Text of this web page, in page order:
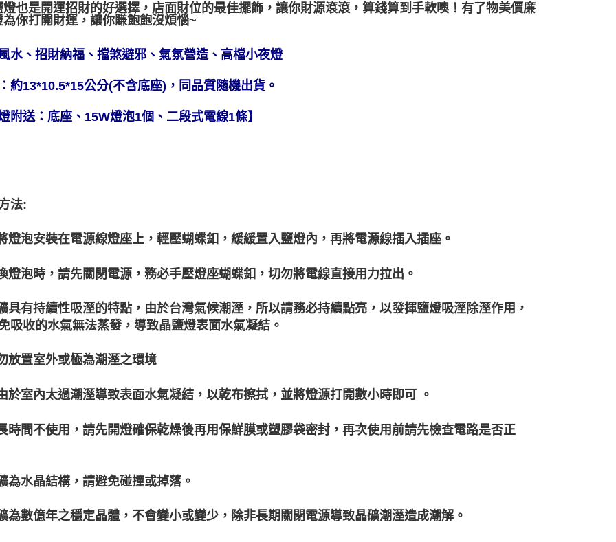
燈也是開運招財的好選擇，店面財位的最佳擺飾，讓你財源滾滾，算錢算到手軟噢！有了物美價廉
為你打開財運，讓你賺飽飽沒煩惱~
水、招財納福、擋煞避邪、氣氛營造、高檔小夜燈
約13*10.5*15公分(不含底座)，同品質隨機出貨。
附送：底座、15W燈泡1個、二段式電線1條】
法:
燈泡安裝在電源線燈座上，輕壓蝴蝶釦，緩緩置入鹽燈內，再將電源線插入插座。
燈泡時，請先關閉電源，務必手壓燈座蝴蝶釦，切勿將電線直接用力拉出。
具有持續性吸溼的特點，由於台灣氣候潮溼，所以請務必持續點亮，以發揮鹽燈吸溼除溼作用，
吸收的水氣無法蒸發，導致晶鹽燈表面水氣凝結。
放置室外或極為潮溼之環境
於室內太過潮溼導致表面水氣凝結，以乾布擦拭，並將燈源打開數小時即可 。
時間不使用，請先開燈確保乾燥後再用保鮮膜或塑膠袋密封，再次使用前請先檢查電路是否正
為水晶結構，請避免碰撞或掉落。
為數億年之穩定晶體，不會變小或變少，除非長期關閉電源導致晶礦潮溼造成潮解。